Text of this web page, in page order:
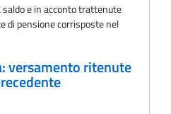
e in acconto trattenute
di pensione corrisposte nel
versamento ritenute